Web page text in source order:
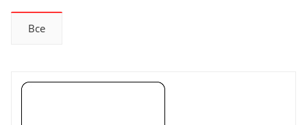
Все